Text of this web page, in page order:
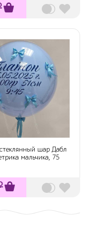
шар Дабл
мальчика, 75